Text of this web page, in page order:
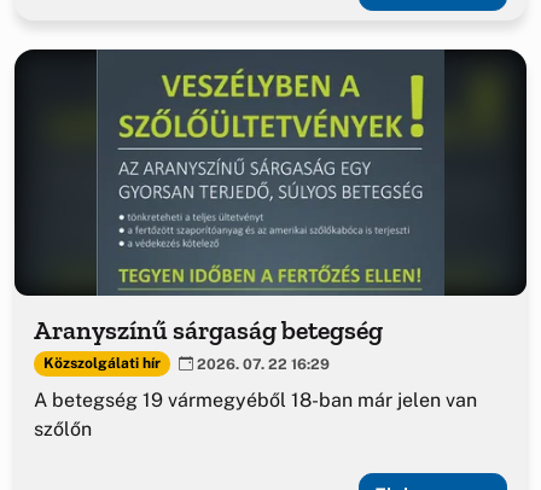
Aranyszínű sárgaság betegség
Közszolgálati hír 2026. 07. 22 16:29
A betegség 19 vármegyéből 18-ban már jelen van
szőlőn